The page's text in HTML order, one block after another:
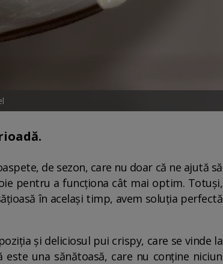
de sezon, care nu doar că ne ajută să
pentru a funcționa cât mai optim. Totuși,
în același timp, avem soluția perfectă
și deliciosul pui crispy, care se vinde la
una sănătoasă, care nu conține niciun